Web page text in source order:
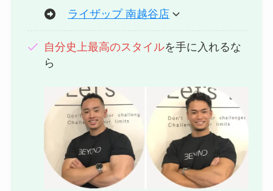
ライザップ 南越谷店
自分史上最高のスタイルを手に入れるな
ら